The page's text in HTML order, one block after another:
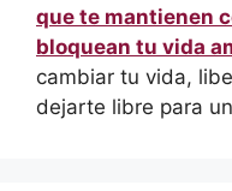
que te mantienen
bloquean tu vida
cambiar tu vida,
dejarte libre para